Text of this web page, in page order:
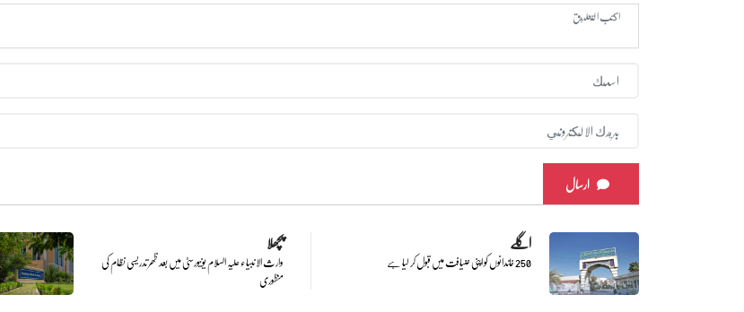
ارسال
پچھلا
وارث الانبیاء علیہ السلام یونیورسٹی میں بعد ظھر تدریسی نظام کی
منظوری
اگلے
250 خاندانوں کو اپنی ضیافت میں قبول کر لیا ہے